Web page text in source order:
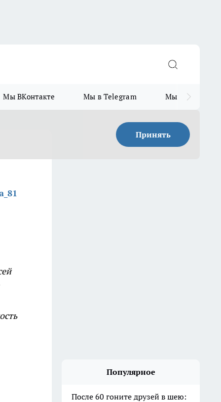
Мы ВКонтакте Мы в Telegram Мы в MAX
Принять
Популярное
После 60 гоните друзей в шею: